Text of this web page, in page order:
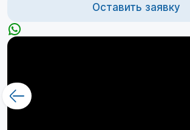
Оставить заявку